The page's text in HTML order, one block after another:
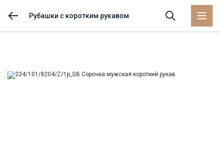
Рубашки с коротким рукавом